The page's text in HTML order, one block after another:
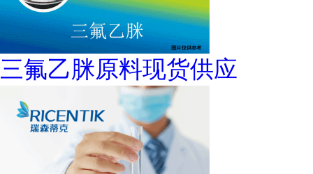
三氟乙脒原料现货供应